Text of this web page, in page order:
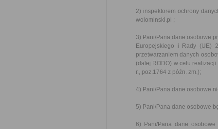
2) inspektorem ochrony
wolominski.pl ;
3) Pani/Pana dane osobowe
Europejskiego i Rady (UE)
przetwarzaniem danych
(dalej RODO) w celu
r., poz.1764 z późn. zm.);
4) Pani/Pana dane osobowe
5) Pani/Pana dane osobowe
6) Pani/Pana dane